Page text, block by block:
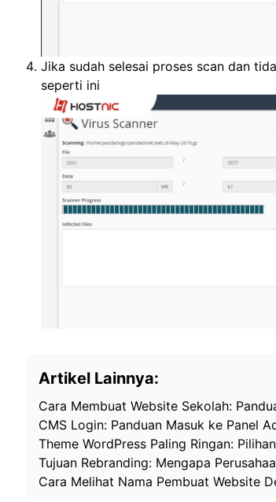
Jika sudah selesai proses scan dan
seperti ini
Artikel Lainnya:
Cara Membuat Website Sekolah:
CMS Login: Panduan Masuk ke Panel
Theme WordPress Paling Ringan:
Tujuan Rebranding: Mengapa
Cara Melihat Nama Pembuat Website